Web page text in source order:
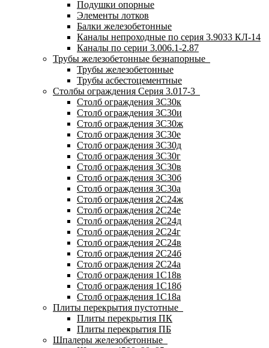
Подушки опорные
Элементы лотков
Балки железобетонные
Каналы непроходные по серия 3.9033 КЛ-14
Каналы по серии 3.006.1-2.87
Трубы железобетонные безнапорные
Трубы железобетонные
Трубы асбестоцементные
Столбы ограждения Серия 3.017-3
Столб ограждения 3С30к
Столб ограждения 3С30и
Столб ограждения 3С30ж
Столб ограждения 3С30е
Столб ограждения 3С30д
Столб ограждения 3С30г
Столб ограждения 3С30в
Столб ограждения 3С30б
Столб ограждения 3С30а
Столб ограждения 2С24ж
Столб ограждения 2С24е
Столб ограждения 2С24д
Столб ограждения 2С24г
Столб ограждения 2С24в
Столб ограждения 2С24б
Столб ограждения 2С24а
Столб ограждения 1С18в
Столб ограждения 1С18б
Столб ограждения 1С18а
Плиты перекрытия пустотные
Плиты перекрытия ПК
Плиты перекрытия ПБ
Шпалеры железобетонные